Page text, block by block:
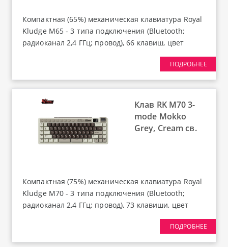
Компактная (65%) механическая клавиатура Royal
Kludge M65 - 3 типа подключения (Bluetooth;
радиоканал 2,4 ГГц; провод), 66 клавиш, цвет
Famicom, переключатели RK Beige, Gasket Mount;
профиль PBT Cherry, EN / RU - двойное литье
(Double Shot), горячая замена переключателей 3/5
pin, настраиваемая RGB подсветка, южные
светодиоды, порт USB-C (1), USB (1), 5 слоев
звукопоглощающего материала, аккумулятор 6000
mAh, LCD экран, многофункциональный
вращающийся металлический переключатель
ПОДРОБНЕЕ
Клав RK M70 3-
mode Mokko
Grey, Cream св.
Компактная (75%) механическая клавиатура Royal
Kludge M70 - 3 типа подключения (Bluetooth;
радиоканал 2,4 ГГц; провод), 73 клавиши, цвет
Mokko Grey, переключатели RK Cream, Gasket
Mount; профиль PBT Cherry, EN / RU - двойное
литье (Double Shot), горячая замена
ПОДРОБНЕЕ